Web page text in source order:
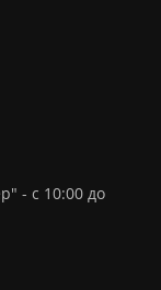
- с 10:00 до